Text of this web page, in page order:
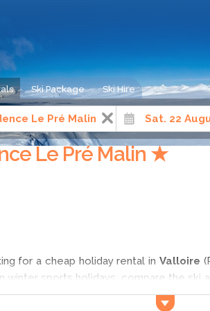
SERVICE
Ski Package Ski Hire
Northern Alps Savoie Valloire
Le Pré Malin ★
for a cheap holiday rental in Valloire
winter sports holidays, compare the ski
will be able to find your perfect